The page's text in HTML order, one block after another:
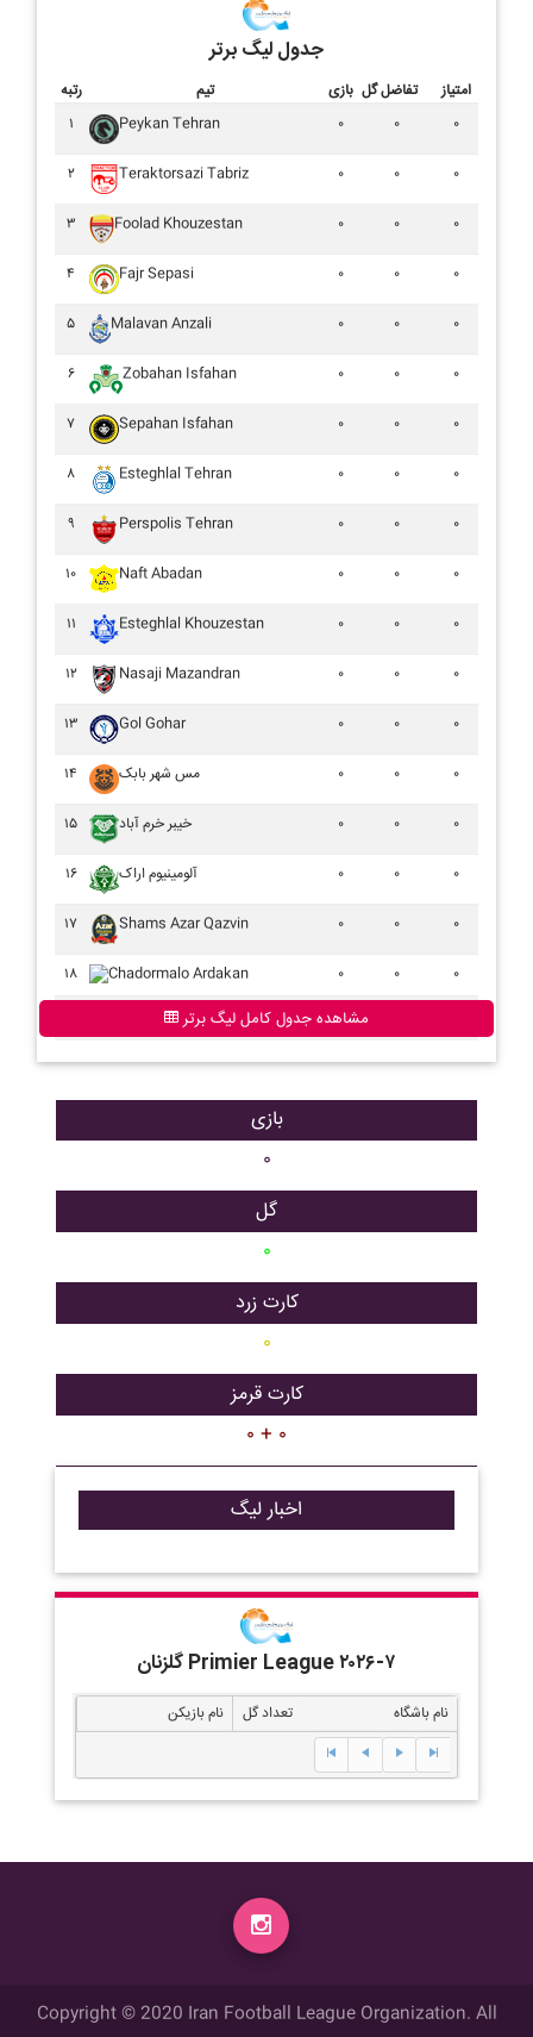
جدول لیگ برتر
رتبه تیم بازی تفاضل گل
امتیاز
۱
Peykan Tehran ۰ ۰ ۰
۲ Teraktorsazi Tabriz ۰ ۰ ۰
۳ Foolad Khouzestan ۰ ۰ ۰
۴ Fajr Sepasi ۰ ۰ ۰
۵ Malavan Anzali ۰ ۰ ۰
۶ Zobahan Isfahan ۰ ۰ ۰
۷ Sepahan Isfahan ۰ ۰ ۰
۸ Esteghlal Tehran ۰ ۰ ۰
۹ Perspolis Tehran ۰ ۰ ۰
۱۰ Naft Abadan ۰ ۰ ۰
۱۱ Esteghlal Khouzestan ۰ ۰ ۰
۱۲ Nasaji Mazandran ۰ ۰ ۰
۱۳ Gol Gohar ۰ ۰ ۰
۱۴ مس شهر بابک ۰ ۰ ۰
۱۵ خيبر خرم آباد ۰ ۰ ۰
۱۶ آلومينيوم اراک ۰ ۰ ۰
۱۷ Shams Azar Qazvin ۰ ۰ ۰
۱۸ Chadormalo Ardakan ۰ ۰ ۰
مشاهده جدول کامل لیگ برتر
بازی
۰
گل
۰
کارت زرد
۰
کارت قرمز
۰ + ۰
اخبار لیگ
گلزنان Primier League ۲۰۲۶-۷
نام بازیکن تعداد گل نام باشگاه
Copyright © 2020 Iran Football League Organization. All